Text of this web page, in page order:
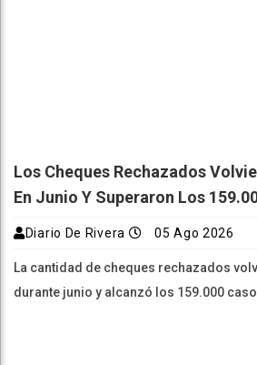
Los Cheques Rechazados
En Junio Y Superaron Los
Diario De Rivera 05 Ago 2026
La cantidad de cheques rechazados
durante junio y alcanzó los 159.000